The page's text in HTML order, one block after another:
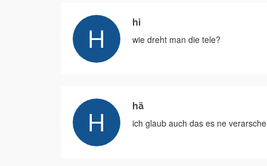
hi
wie dreht man die tele?
hä
ich glaub auch das es ne